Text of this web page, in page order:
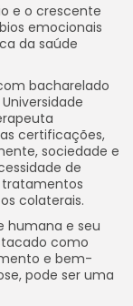
e o crescente
emocionais
da saúde
bacharelado
certificações,
sociedade e
de
tratamentos
colaterais.
humana e seu
como
e bem-
pode ser uma